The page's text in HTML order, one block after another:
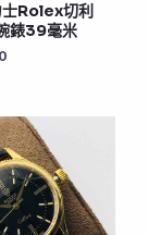
Rolex切利
錶39毫米